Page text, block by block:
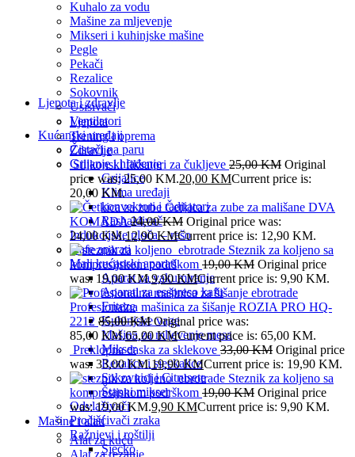
Kuhalo za vodu
Mašine za mljevenje
Mikseri i kuhinjske mašine
Pegle
Pekači
Rezalice
Sokovnik
Usisivači
Ventilatori
Kućanski uređaji
Čistači na paru
Grijanje i hlađenje
Grijalice
Klima uređaji
konvektori i radijatori
Rashalđivač
Indukcijske ploča – rešo
Kafe aparati
Mali kućanski aparati
Aparat za vakumiranje
Aparati za esspreso kafu
Friteze
Kuhinjske vage
Mašina za mljevenje mesa
Mikser
Rezalice i sjeckalice
Sokovnici i Citrusete
Štapni mikser
Odvlaživači
Pročišćivači zraka
Ražnjevi i roštilji
Sjecko
Ljepota i zdravlje
Ljepota
Trening i oprema
Zdravlje
Silikonski fiksatori za čukljeve 25,00KM Original
price was: 25,00 KM.20,00 KMCurrent price is:
20,00 KM.
Četkica za zube za mališane DVA
KOMADA24,00KM Original price was:
24,00 KM.12,90KMCurrent price is: 12,90 KM.
Steznik za koljeno sa
kompresijskom podrškom 19,00KM Original price
was: 19,00 KM.9,90KMCurrent price is: 9,90 KM.
Profesionalna mašinica za šišanje ROZIA PRO HQ-
2212 85,00KM Original price was:
85,00 KM.65,00KMCurrent price is: 65,00 KM.
Preklopna daska za sklekove 33,00KM Original price
was: 33,00 KM.19,90KMCurrent price is: 19,90 KM.
Steznik za koljeno sa
kompresijskom podrškom 19,00KM Original price
was: 19,00 KM.9,90 KMCurrent price is: 9,90 KM.
Mašine i alati
Alat za kuću
Alat za rezanje